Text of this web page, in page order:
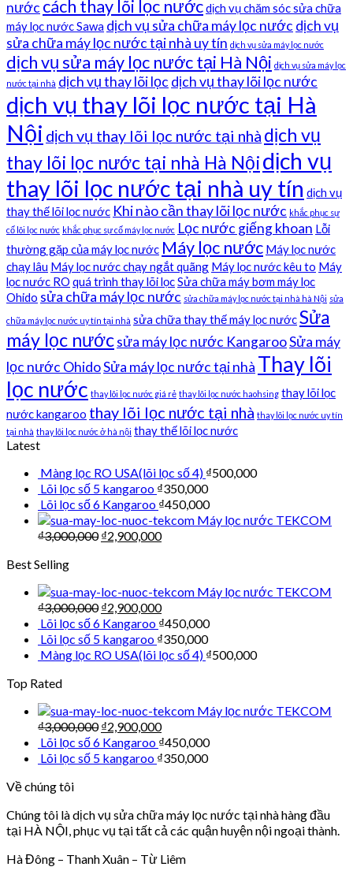
nước cách thay lõi lọc nướcdịch vụ chăm sóc sửa chữa
máy lọc nước Sawa dịch vụ sửa chữa máy lọc nước dịch vụ
sửa chữa máy lọc nước tại nhà uy tín dịch vụ sửa máy lọc nước
dịch vụ sửa máy lọc nước tại Hà Nội dịch vụ sửa máy lọc
nước tại nhà dịch vụ thay lõi lọc dịch vụ thay lõi lọc nước
dịch vụ thay lõi lọc nước tại Hà
Nội dịch vụ thay lõi lọc nước tại nhà dịch vụ
thay lõi lọc nước tại nhà Hà Nộidịch vụ
thay lõi lọc nước tại nhà uy tín dịch vụ
thay thế lõi lọc nước Khi nào cần thay lõi lọc nước khắc phục sự
cố lõi lọc nước khắc phục sự cố máy lọc nước Lọc nước giếng khoan Lỗi
thường gặp của máy lọc nước Máy lọc nước Máy lọc nước
chạy lâu Máy lọc nước chạy ngắt quãng Máy lọc nước kêu to Máy
lọc nước RO quá trình thay lõi lọcSửa chữa máy bơm máy lọc
Ohido sửa chữa máy lọc nước sửa chữa máy lọc nước tại nhà hà Nội sửa
chữa máy lọc nước uy tín tại nhà sửa chữa thay thế máy lọc nướcSửa
máy lọc nướcsửa máy lọc nước KangarooSửa máy
lọc nước OhidoSửa máy lọc nước tại nhà Thay lõi
lọc nước thay lõi lọc nước giá rẻ thay lõi lọc nước haohsing thay lõi lọc
nước kangaroo thay lõi lọc nước tại nhà thay lõi lọc nước uy tín
tại nhà thay lõi lọc nước ở hà nội thay thế lõi lọc nước
Latest
Màng lọc RO USA(lõi lọc số 4) ₫500,000
Lõi lọc số 5 kangaroo ₫350,000
Lõi lọc số 6 Kangaroo ₫450,000
Máy lọc nước TEKCOM
₫3,000,000 ₫2,900,000
Best Selling
Máy lọc nước TEKCOM
₫3,000,000 ₫2,900,000
Lõi lọc số 6 Kangaroo ₫450,000
Lõi lọc số 5 kangaroo ₫350,000
Màng lọc RO USA(lõi lọc số 4) ₫500,000
Top Rated
Máy lọc nước TEKCOM
₫3,000,000 ₫2,900,000
Lõi lọc số 6 Kangaroo ₫450,000
Lõi lọc số 5 kangaroo ₫350,000
Về chúng tôi
Chúng tôi là dịch vụ sửa chữa máy lọc nước tại nhà hàng đầu
tại HÀ NỘI, phục vụ tại tất cả các quận huyện nội ngoại thành.
Hà Đông – Thanh Xuân – Từ Liêm